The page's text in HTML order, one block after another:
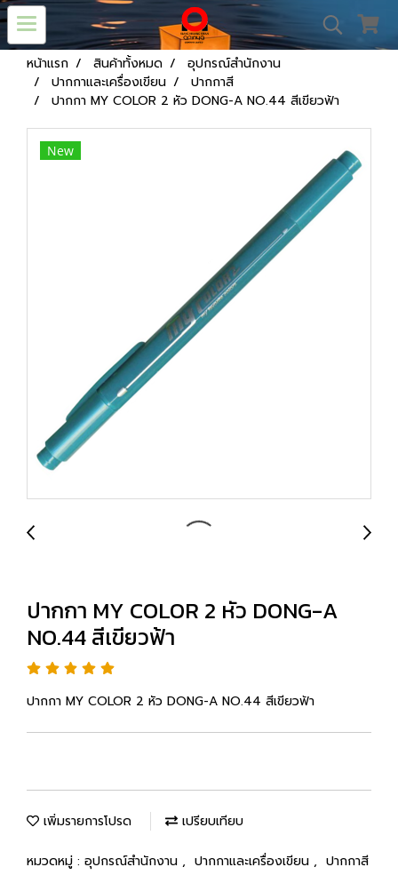
หน้าแรก สินค้าทั้งหมด
อุปกรณ์สำนักงาน
ปากกาและเครื่องเขียน
ปากกาสี
ปากกา MY COLOR 2 หัว DONG-A NO.44 สีเขียวฟ้า
New
ปากกา MY COLOR 2 หัว DONG-A
NO.44 สีเขียวฟ้า
ปากกา MY COLOR 2 หัว DONG-A NO.44 สีเขียวฟ้า
เพิ่มรายการโปรด เปรียบเทียบ
หมวดหมู่ : อุปกรณ์สำนักงาน , ปากกาและเครื่องเขียน , ปากกาสี